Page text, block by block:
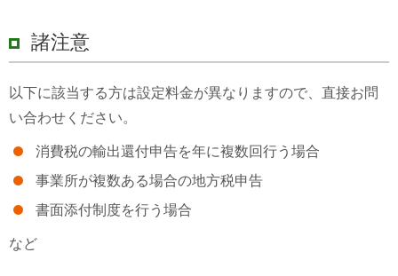
諸注意
以下に該当する方は設定料金が異なりますので、直接お問
い合わせください。
消費税の輸出還付申告を年に複数回行う場合
事業所が複数ある場合の地方税申告
書面添付制度を行う場合
など